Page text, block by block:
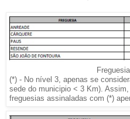
(*) - No nível 3, apenas se
sede do municipio < 3 Km). Assim,
freguesias assinaladas com (*)